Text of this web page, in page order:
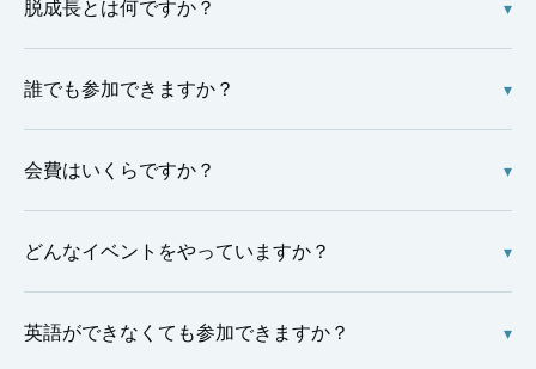
脱成長とは何ですか？ ▾
誰でも参加できますか？ ▾
会費はいくらですか？ ▾
どんなイベントをやっていますか？ ▾
英語ができなくても参加できますか？ ▾